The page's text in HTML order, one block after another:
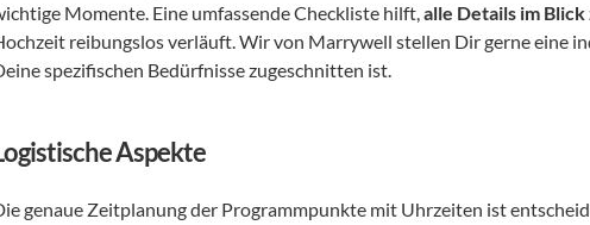
Momente. Eine umfassende Checkliste hilft, alle Details im
reibungslos verläuft. Wir von Marrywell stellen Dir gerne eine
spezifischen Bedürfnisse zugeschnitten ist.
Aspekte
genaue Zeitplanung der Programmpunkte mit Uhrzeiten ist